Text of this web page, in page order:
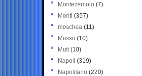
Montezemolo (7)
Monti (357)
moschea (11)
Musso (10)
Muti (10)
Napoli (319)
Napolitano (220)